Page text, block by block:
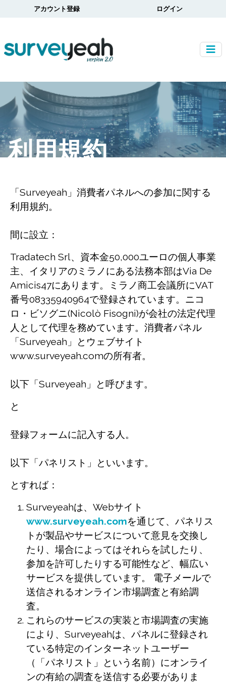
アカウント登録 ログイン
利用規約
「Surveyeah」消費者パネルへの参加に関する
利用規約。
間に設立：
Tradatech Srl、資本金50,000ユーロの個人事業
主、イタリアのミラノにある法務本部はVia De
Amicis47にあります。ミラノ商工会議所にVAT
番号08335940964で登録されています。ニコ
ロ・ビソグニ(Nicolò Fisogni)が会社の法定代理
人として代理を務めています。消費者パネル
「Surveyeah」とウェブサイト
www.surveyeah.comの所有者。
以下「Surveyeah」と呼びます。
と
登録フォームに記入する人。
以下「パネリスト」といいます。
とすれば：
Surveyeahは、Webサイト
www.surveyeah.comを通じて、パネリス
トが製品やサービスについて意見を交換し
たり、場合によってはそれらを試したり、
参加を許可したりする可能性など、幅広い
サービスを提供しています。 電子メールで
送信されるオンライン市場調査と有給調
査。
これらのサービスの実装と市場調査の実施
により、Surveyeahは、パネルに登録され
ている特定のインターネットユーザー
（「パネリスト」という名前）にオンライ
ンの有給の調査を送信する必要がありま